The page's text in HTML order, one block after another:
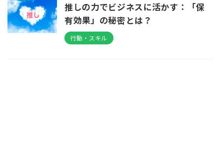
推しの力でビジネスに活かす：「保
有効果」の秘密とは？
行動・スキル